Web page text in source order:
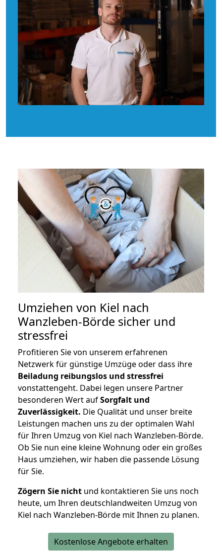
Umziehen von Kiel nach
Wanzleben-Börde sicher und
stressfrei
Profitieren Sie von unserem erfahrenen
Netzwerk für günstige Umzüge oder dass ihre
Beiladung reibungslos und stressfrei
vonstattengeht. Dabei legen unsere Partner
besonderen Wert aufSorgfalt und
Zuverlässigkeit. Die Qualität und unser breite
Leistungen machen uns zu der optimalen Wahl
für Ihren Umzug von Kiel nach Wanzleben-Börde.
Ob Sie nun eine kleine Wohnung oder ein großes
Haus umziehen, wir haben die passende Lösung
für Sie.
Zögern Sie nicht und kontaktieren Sie uns noch
heute, um Ihren deutschlandweiten Umzug von
Kiel nach Wanzleben-Börde mit Ihnen zu planen.
Kostenlose Angebote erhalten